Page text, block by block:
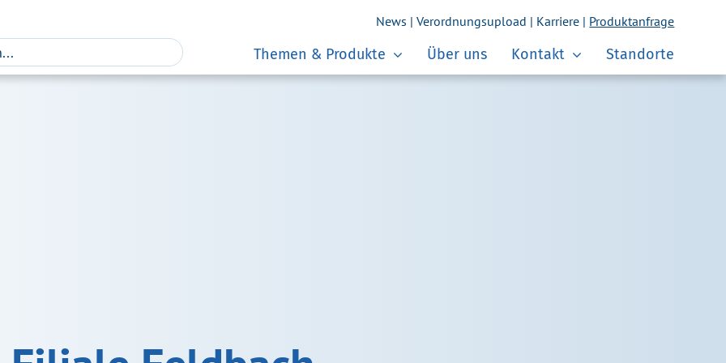
News |Verordnungsupload | Karriere | Produktanfrage
Themen & Produkte Über uns Kontakt Standorte